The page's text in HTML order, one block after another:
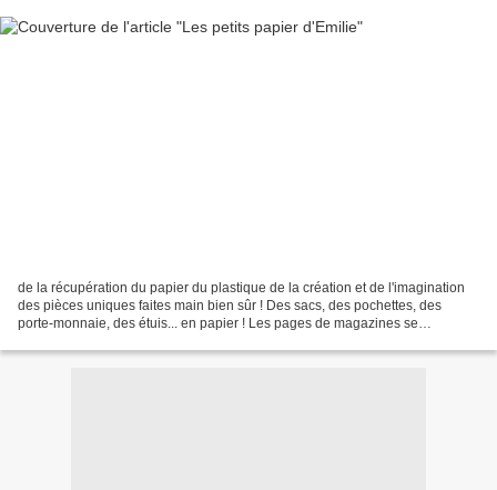
de la récupération du papier du plastique de la création et de l'imagination
des pièces uniques faites main bien sûr ! Des sacs, des pochettes, des
porte-monnaie, des étuis... en papier ! Les pages de magazines se